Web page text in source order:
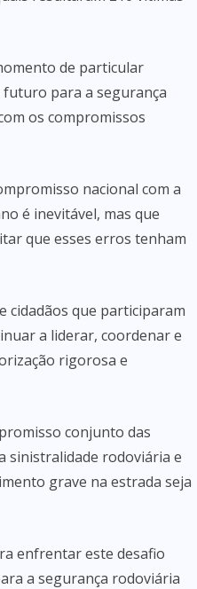
de particular
futuro para a segurança
os compromissos
nacional com a
é inevitável, mas que
que esses erros tenham
cidadãos que participaram
a liderar, coordenar e
rigorosa e
conjunto das
sinistralidade rodoviária e
grave na estrada seja
enfrentar este desafio
a segurança rodoviária